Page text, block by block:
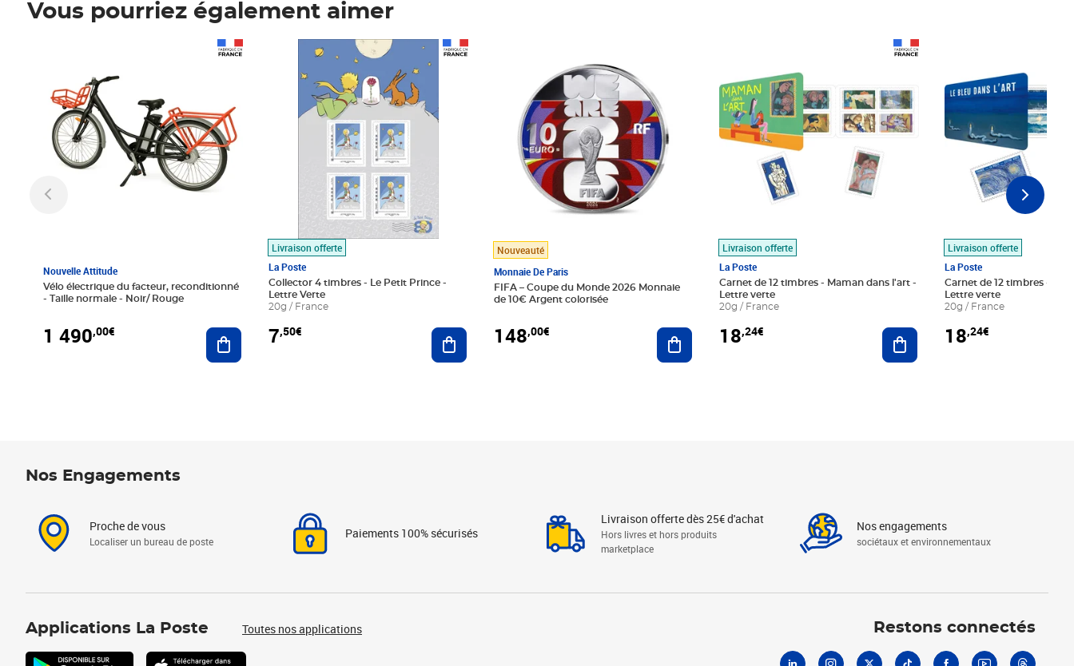
Vous pourriez également aimer
Nouvelle Attitude
Vélo électrique du facteur, reconditionné
- Taille normale - Noir/ Rouge
1 490,00€ Ajouter au panier
Livraison offerte
La Poste
Collector 4 timbres - Le Petit Prince -
Lettre Verte
20g / France
7,50€
Prix 7,50€
Ajouter au panier
Nouveauté
Monnaie De Paris
FIFA – Coupe du Monde 2026 Monnaie
de 10€ Argent colorisée
148,00€ Ajouter au panier
Livraison offerte
La Poste
Carnet de 12 timbres - Maman dans l'art -
Lettre verte
20g / France
18,24€ Ajouter au panier
Livraison offerte
La Poste
Carnet de 12 timbres - Le
Lettre verte
20g / France
18,24€
Nos Engagements
Proche de vous
Localiser un bureau de poste
Paiements 100% sécurisés
Livraison offerte dès 25€ d'achat
Hors livres et hors produits
marketplace
Nos engagements
sociétaux et environnementaux
Applications La Poste Toutes nos applications Restons connectés